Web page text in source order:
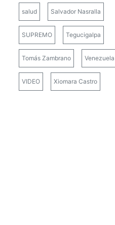
salud Salvador Nasralla
SUPREMO Tegucigalpa
Tomás Zambrano Venezuela
VIDEO Xiomara Castro